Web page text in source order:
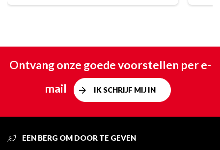
Ontvang onze goede voorstellen per e-
mail
IK SCHRIJF MIJ IN
EEN BERG OM DOOR TE GEVEN